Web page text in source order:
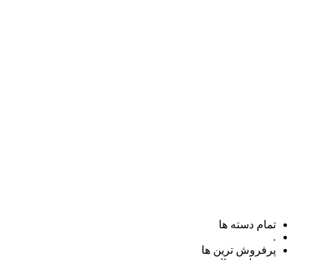
تمام دسته ها
.
پرفروش ترین ها